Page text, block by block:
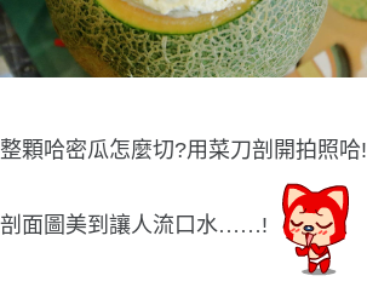
整顆哈密瓜怎麼切?用菜刀剖開拍照哈!
剖面圖美到讓人流口水……!